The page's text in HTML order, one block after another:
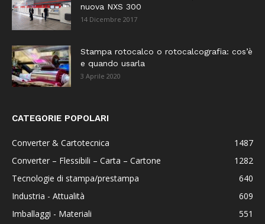
nuova NXS 300
14 Dicembre 2017
Stampa rotocalco o rotocalcografia: cos’è
e quando usarla
3 Aprile 2020
CATEGORIE POPOLARI
Converter & Cartotecnica
1487
Converter – Flessibili – Carta – Cartone
1282
Tecnologie di stampa/prestampa
640
Industria - Attualità
609
Imballaggi - Materiali
551